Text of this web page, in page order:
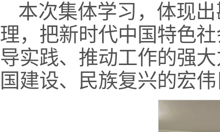
本次集体学习，体现
理，把新时代中国特色
导实践、推动工作的强
国建设、民族复兴的宏